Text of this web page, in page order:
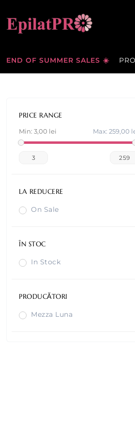
END OF SUMMER SALES ☀️
PRICE RANGE
Min: 3,00 lei Max: 259,00
3 259
LA REDUCERE
On Sale
ÎN STOC
In Stock
PRODUCĂTORI
Mezza Luna